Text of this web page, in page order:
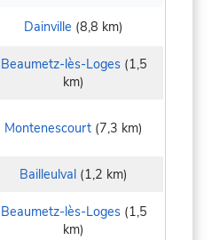
Dainville (8,8 km)
Beaumetz-lès-Loges(1,5
km)
Montenescourt (7,3 km)
Bailleulval (1,2 km)
Beaumetz-lès-Loges(1,5
km)